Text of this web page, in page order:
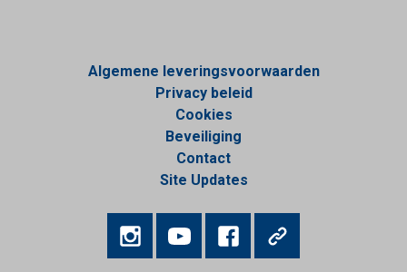
Algemene leveringsvoorwaarden
Privacy beleid
Cookies
Beveiliging
Contact
Site Updates